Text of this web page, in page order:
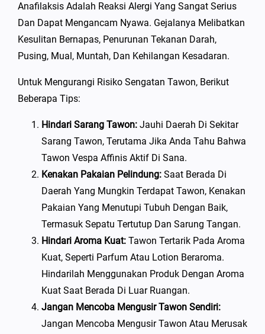
Anafilaksis Adalah Reaksi Alergi Yang Sangat Serius
Dan Dapat Mengancam Nyawa. Gejalanya Melibatkan
Kesulitan Bernapas, Penurunan Tekanan Darah,
Pusing, Mual, Muntah, Dan Kehilangan Kesadaran.
Untuk Mengurangi Risiko Sengatan Tawon, Berikut
Beberapa Tips:
Hindari Sarang Tawon: Jauhi Daerah Di Sekitar
Sarang Tawon, Terutama Jika Anda Tahu Bahwa
Tawon Vespa Affinis Aktif Di Sana.
Kenakan Pakaian Pelindung: Saat Berada Di
Daerah Yang Mungkin Terdapat Tawon, Kenakan
Pakaian Yang Menutupi Tubuh Dengan Baik,
Termasuk Sepatu Tertutup Dan Sarung Tangan.
Hindari Aroma Kuat: Tawon Tertarik Pada Aroma
Kuat, Seperti Parfum Atau Lotion Beraroma.
Hindarilah Menggunakan Produk Dengan Aroma
Kuat Saat Berada Di Luar Ruangan.
Jangan Mencoba Mengusir Tawon Sendiri:
Jangan Mencoba Mengusir Tawon Atau Merusak